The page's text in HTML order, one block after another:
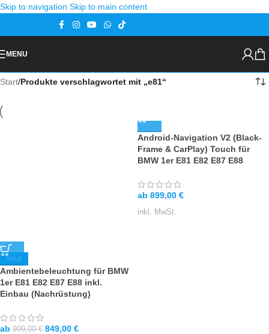
Skip to navigation Skip to main content
MENU
Start/Produkte verschlagwortet mit „e81“
SALE
Ambientebeleuchtung für BMW
1er E81 E82 E87 E88 inkl.
Einbau (Nachrüstung)
ab 999,00€ 849,00 €
Android-Navigation V2 (Black-
Frame & CarPlay) Touch für
BMW 1er E81 E82 E87 E88
ab 899,00 €
inkl. MwSt.